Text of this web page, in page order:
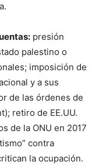
presión
palestino o
imposición de
y a sus
de las órdenes de
retiro de EE.UU.
de la ONU en 2017
contra
la ocupación.